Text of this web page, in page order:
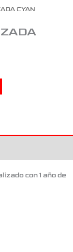
CYAN
con 1 año de